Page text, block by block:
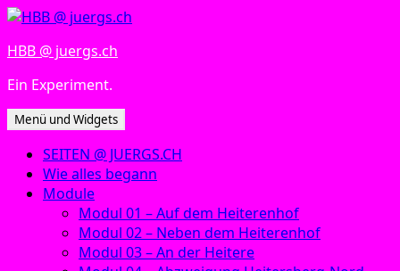
Zum
springen
HBB @ juergs.ch
Ein Experiment.
Menü und Widgets
SEITEN @ JUERGS.CH
Wie alles begann
Module
Modul 01 – Auf dem Heiterenhof
Modul 02 – Neben dem Heiterenhof
Modul 03 – An der Heitere